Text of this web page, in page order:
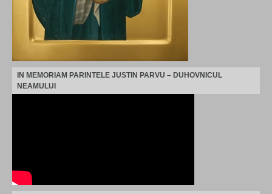
IN MEMORIAM PARINTELE JUSTIN PARVU – DUHOVNICUL
NEAMULUI